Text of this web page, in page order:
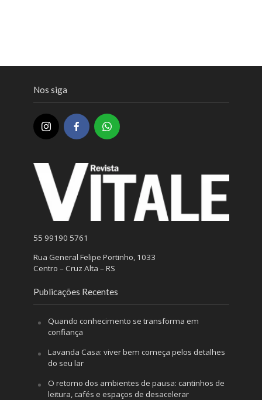
Nos siga
55 99190 5761
Rua General Felipe Portinho, 1033
Centro – Cruz Alta – RS
Publicações Recentes
Quando conhecimento se transforma em
confiança
Lavanda Casa: viver bem começa pelos detalhes
do seu lar
O retorno dos ambientes de pausa: cantinhos de
leitura, cafés e espaços de desacelerar